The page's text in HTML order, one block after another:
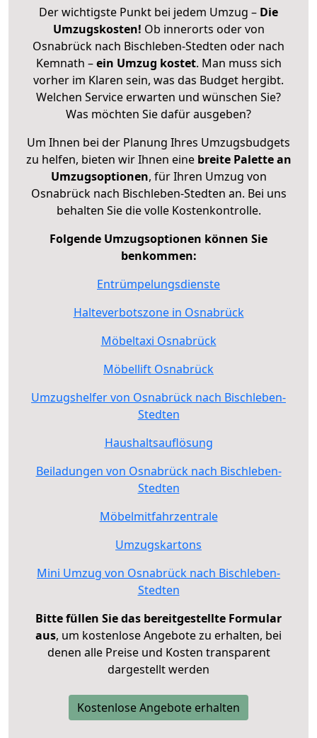
Der wichtigste Punkt bei jedem Umzug – Die
Umzugskosten! Ob innerorts oder von
Osnabrück nach Bischleben-Stedten oder nach
Kemnath –ein Umzug kostet. Man muss sich
vorher im Klaren sein, was das Budget hergibt.
Welchen Service erwarten und wünschen Sie?
Was möchten Sie dafür ausgeben?
Um Ihnen bei der Planung Ihres Umzugsbudgets
zu helfen, bieten wir Ihnen eine breite Palette an
Umzugsoptionen, für Ihren Umzug von
Osnabrück nach Bischleben-Stedten an. Bei uns
behalten Sie die volle Kostenkontrolle.
Folgende Umzugsoptionen können Sie
benkommen:
Entrümpelungsdienste
Halteverbotszone in Osnabrück
Möbeltaxi Osnabrück
Möbellift Osnabrück
Umzugshelfer von Osnabrück nach Bischleben-
Stedten
Haushaltsauflösung
Beiladungen von Osnabrück nach Bischleben-
Stedten
Möbelmitfahrzentrale
Umzugskartons
Mini Umzug von Osnabrück nach Bischleben-
Stedten
Bitte füllen Sie das bereitgestellte Formular
aus, um kostenlose Angebote zu erhalten, bei
denen alle Preise und Kosten transparent
dargestellt werden
Kostenlose Angebote erhalten